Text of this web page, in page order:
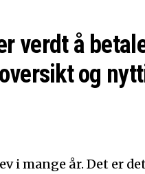
verdt å
og
i mange år. Det er